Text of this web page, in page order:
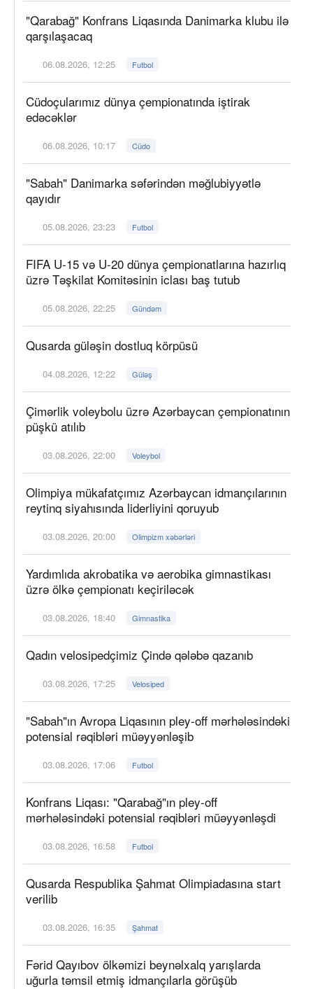
"Qarabağ" Konfrans Liqasında Danimarka klubu ilə
qarşılaşacaq
06.08.2026, 12:25 Futbol
Cüdoçularımız dünya çempionatında iştirak
edəcəklər
06.08.2026, 10:17 Cüdo
"Sabah" Danimarka səfərindən məğlubiyyətlə
qayıdır
05.08.2026, 23:23 Futbol
FIFA U-15 və U-20 dünya çempionatlarına hazırlıq
üzrə Təşkilat Komitəsinin iclası baş tutub
05.08.2026, 22:25 Gündəm
Qusarda güləşin dostluq körpüsü
04.08.2026, 12:22 Güləş
Çimərlik voleybolu üzrə Azərbaycan çempionatının
püşkü atılıb
03.08.2026, 22:00 Voleybol
Olimpiya mükafatçımız Azərbaycan idmançılarının
reytinq siyahısında liderliyini qoruyub
03.08.2026, 20:00 Olimpizm xəbərləri
Yardımlıda akrobatika və aerobika gimnastikası
üzrə ölkə çempionatı keçiriləcək
03.08.2026, 18:40 Gimnastika
Qadın velosipedçimiz Çində qələbə qazanıb
03.08.2026, 17:25 Velosiped
"Sabah"ın Avropa Liqasının pley-off mərhələsindəki
potensial rəqibləri müəyyənləşib
03.08.2026, 17:06 Futbol
Konfrans Liqası: "Qarabağ"ın pley-off
mərhələsindəki potensial rəqibləri müəyyənləşdi
03.08.2026, 16:58 Futbol
Qusarda Respublika Şahmat Olimpiadasına start
verilib
03.08.2026, 16:35 Şahmat
Fərid Qayıbov ölkəmizi beynəlxalq yarışlarda
uğurla təmsil etmiş idmançılarla görüşüb